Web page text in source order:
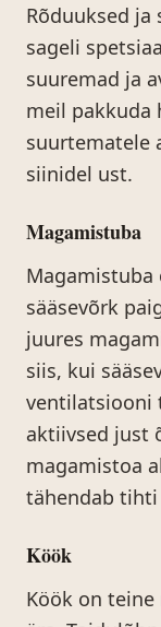
Rõduuksed ja
sageli
suuremad ja
meil pakkuda
suurtematele
siinidel ust.
Magamistuba
sääsevõrk
juures
siis, kui
ventilatsiooni
aktiivsed just
magamistoa
tähendab
Köök
Köök on